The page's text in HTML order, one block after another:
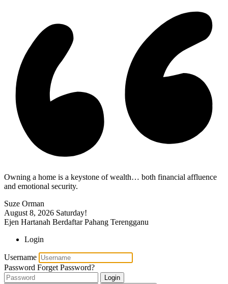
Owning a home is a keystone of wealth… both financial affluence
and emotional security.
Suze Orman
August 8, 2026 Saturday!
Ejen Hartanah Berdaftar Pahang Terengganu
Login
Username
Password Forget Password?
Login